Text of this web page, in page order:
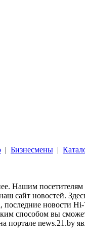
| Бизнесмены |
Нашим
сайт новостей.
новости
способом вы
news.21.by